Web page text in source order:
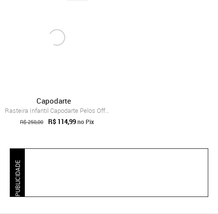
Capodarte
Rasteira Infantil Capodarte Pelos Off-White
R$ 250,00 R$ 114,99no Pix
PUBLICIDADE